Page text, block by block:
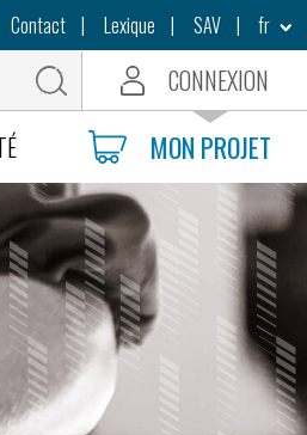
Contact Lexique SAV fr
Rechercher CONNEXION
poinçonneuses
MON PROJET